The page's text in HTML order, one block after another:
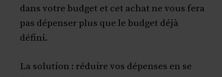
dans votre budget et cet achat ne vous fera
pas dépenser plus que le budget déjà
défini.
La solution : réduire vos dépenses en se